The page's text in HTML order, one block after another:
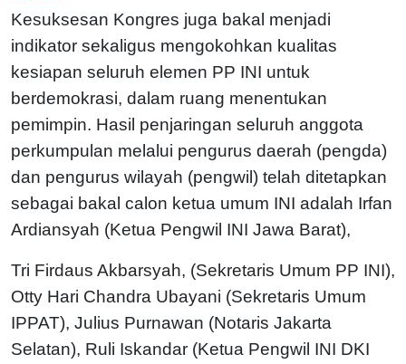
Kesuksesan Kongres juga bakal menjadi
indikator sekaligus mengokohkan kualitas
kesiapan seluruh elemen PP INI untuk
berdemokrasi, dalam ruang menentukan
pemimpin. Hasil penjaringan seluruh anggota
perkumpulan melalui pengurus daerah (pengda)
dan pengurus wilayah (pengwil) telah ditetapkan
sebagai bakal calon ketua umum INI adalah Irfan
Ardiansyah (Ketua Pengwil INI Jawa Barat),
Tri Firdaus Akbarsyah, (Sekretaris Umum PP INI),
Otty Hari Chandra Ubayani (Sekretaris Umum
IPPAT), Julius Purnawan (Notaris Jakarta
Selatan), Ruli Iskandar (Ketua Pengwil INI DKI